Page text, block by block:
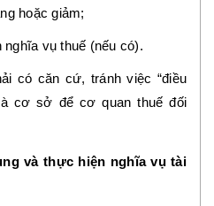
hoặc giảm;
nghĩa vụ thuế (nếu có).
có căn cứ, tránh việc “điều
cơ sở để cơ quan thuế đối
và thực hiện nghĩa vụ tài